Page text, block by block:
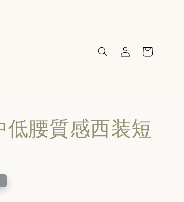
低腰質感西装短